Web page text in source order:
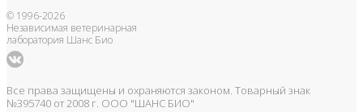
© 1996-2026
Независимая ветеринарная
лаборатория Шанс Био
Все права защищены и охраняются законом. Товарный знак
№395740 от 2008 г. ООО "ШАНС БИО"